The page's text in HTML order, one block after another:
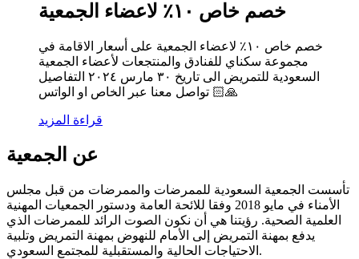
خصم خاص ١٠٪ لاعضاء الجمعية
خصم خاص ١٠٪ لاعضاء الجمعية على أسعار الاقامة في
مجموعة سكناي للفنادق والمنتجعات لأعضاء الجمعية
السعودية للتمريض الى تاريخ ٣٠ مارس ٢٠٢٤ التفاصيل
تواصل معنا عبر الخاص او الواتس 🙏🏻
قراءة المزيد
عن الجمعية
تأسست الجمعية السعودية للممرضات والممرضات من قبل مجلس
الأمناء في مايو 2018 وفقا للائحة العامة ودستور الجمعيات المهنية
العلمية الصحية. رؤيتنا هي أن نكون الصوت الرائد للممرضات الذي
يدفع بمهنة التمريض إلى الأمام للنهوض بمهنة التمريض وتلبية
الاحتياجات الحالية والمستقبلية للمجتمع السعودي.